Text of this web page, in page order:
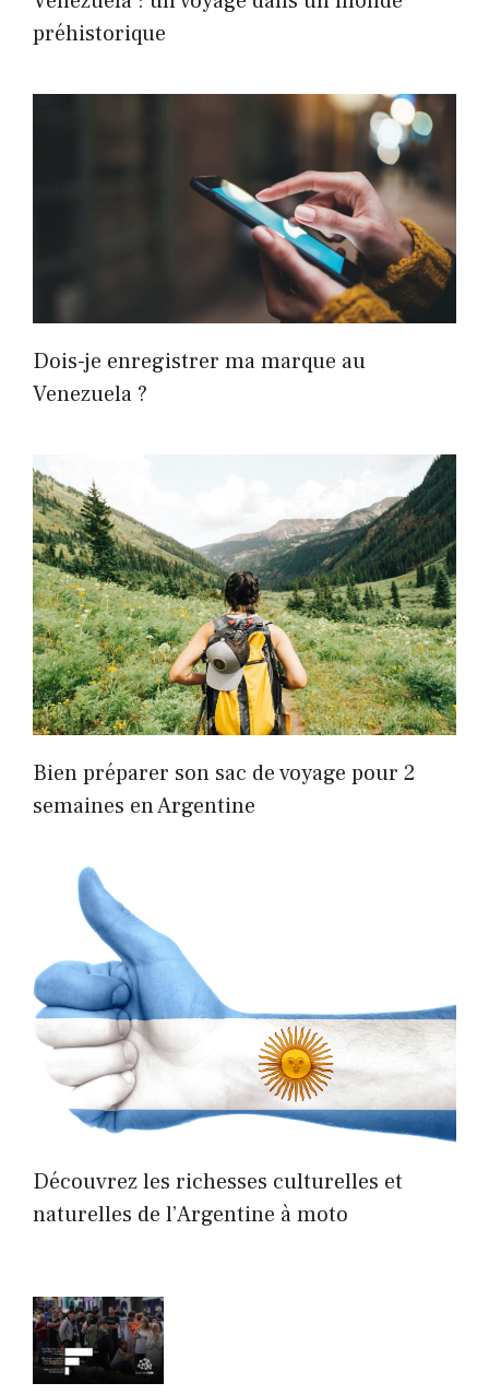
préhistorique
Dois-je enregistrer ma marque au
Venezuela ?
Bien préparer son sac de voyage pour 2
semaines en Argentine
Découvrez les richesses culturelles et
naturelles de l’Argentine à moto